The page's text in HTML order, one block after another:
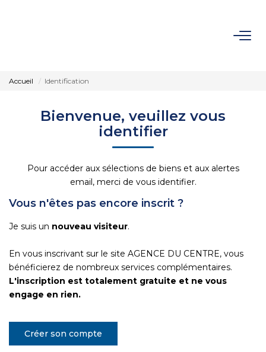
LOCATIONS
SYNDIC
ESTIMATION
CONTACT
Accueil Identification
Bienvenue, veuillez vous
identifier
Pour accéder aux sélections de biens et aux alertes
email, merci de vous identifier.
Vous n'êtes pas encore inscrit ?
Je suis un nouveau visiteur.
En vous inscrivant sur le site AGENCE DU CENTRE, vous
bénéficierez de nombreux services complémentaires.
L'inscription est totalement gratuite et ne vous
engage en rien.
Créer son compte